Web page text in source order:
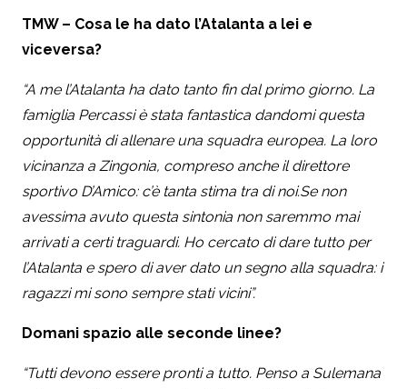
TMW – Cosa le ha dato l’Atalanta a lei e
viceversa?
“A me l’Atalanta ha dato tanto fin dal primo giorno. La
famiglia Percassi è stata fantastica dandomi questa
opportunità di allenare una squadra europea. La loro
vicinanza a Zingonia, compreso anche il direttore
sportivo D’Amico: c’è tanta stima tra di noi.Se non
avessima avuto questa sintonia non saremmo mai
arrivati a certi traguardi. Ho cercato di dare tutto per
l’Atalanta e spero di aver dato un segno alla squadra: i
ragazzi mi sono sempre stati vicini”.
Domani spazio alle seconde linee?
“Tutti devono essere pronti a tutto. Penso a Sulemana